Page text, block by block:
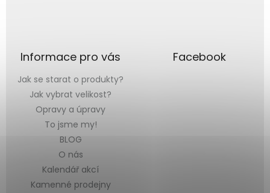
Informace pro vás
Jak se starat o produkty?
Jak vybrat velikost?
Opravy a úpravy
To jsme my!
BLOG
O nás
Kalendář akcí
Kamenné prodejny
Facebook